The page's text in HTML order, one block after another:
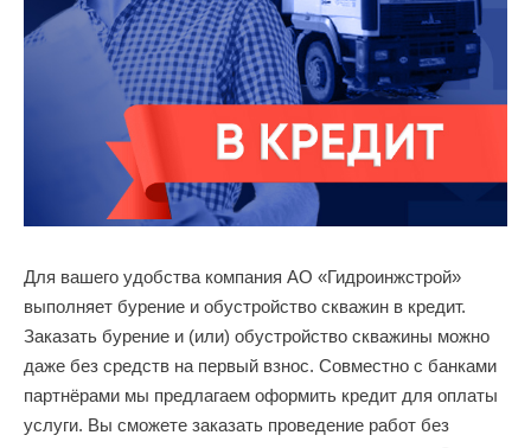
Для вашего удобства компания АО «Гидроинжстрой»
выполняет бурение и обустройство скважин в кредит.
Заказать бурение и (или) обустройство скважины можно
даже без средств на первый взнос. Совместно с банками
партнёрами мы предлагаем оформить кредит для оплаты
услуги. Вы сможете заказать проведение работ без